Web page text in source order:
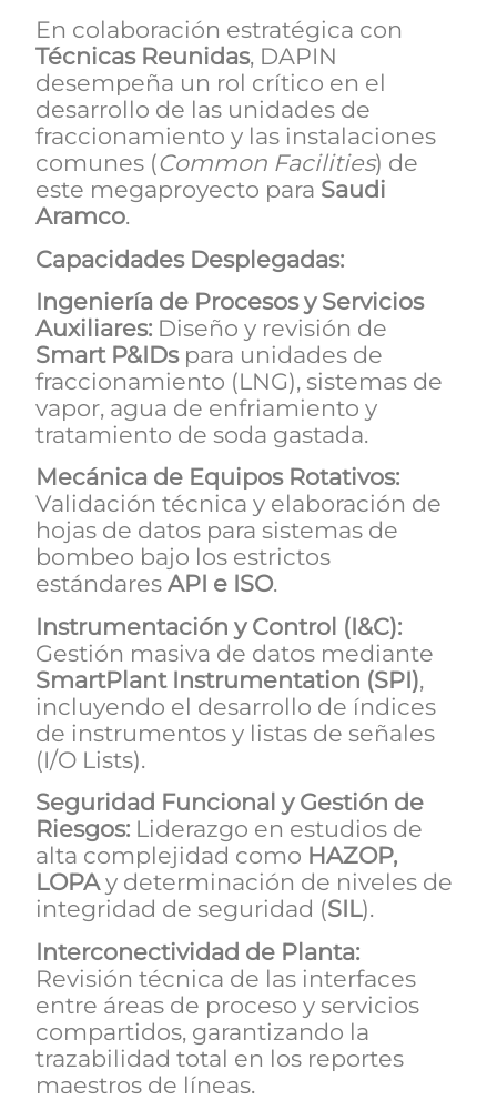
En colaboración estratégica con
Técnicas Reunidas, DAPIN
desempeña un rol crítico en el
desarrollo de las unidades de
fraccionamiento y las instalaciones
comunes (Common Facilities) de
este megaproyecto para Saudi
Aramco.
Capacidades Desplegadas:
Ingeniería de Procesos y Servicios
Auxiliares: Diseño y revisión de
Smart P&IDspara unidades de
fraccionamiento (LNG), sistemas de
vapor, agua de enfriamiento y
tratamiento de soda gastada.
Mecánica de Equipos Rotativos:
Validación técnica y elaboración de
hojas de datos para sistemas de
bombeo bajo los estrictos
estándaresAPI e ISO.
Instrumentación y Control (I&C):
Gestión masiva de datos mediante
SmartPlant Instrumentation (SPI),
incluyendo el desarrollo de índices
de instrumentos y listas de señales
(I/O Lists).
Seguridad Funcional y Gestión de
Riesgos: Liderazgo en estudios de
alta complejidad como HAZOP,
LOPAy determinación de niveles de
integridad de seguridad (SIL).
Interconectividad de Planta:
Revisión técnica de las interfaces
entre áreas de proceso y servicios
compartidos, garantizando la
trazabilidad total en los reportes
maestros de líneas.